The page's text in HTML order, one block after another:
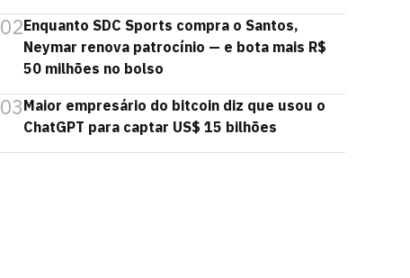
02Enquanto SDC Sports compra o Santos,
Neymar renova patrocínio — e bota mais R$
50 milhões no bolso
03Maior empresário do bitcoin diz que usou o
ChatGPT para captar US$ 15 bilhões